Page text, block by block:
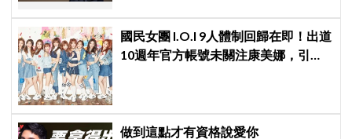
國民女團 I.O.I 9人體制回歸在即！出道
10週年官方帳號未關注康美娜，引發
做到這點才有資格說愛你